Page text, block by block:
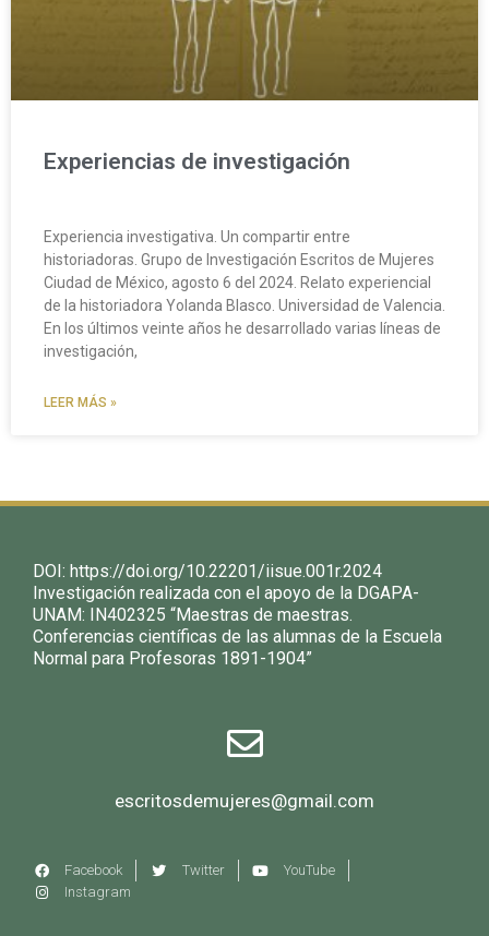
Experiencias de investigación
Experiencia investigativa. Un compartir entre
historiadoras. Grupo de Investigación Escritos de Mujeres
Ciudad de México, agosto 6 del 2024. Relato experiencial
de la historiadora Yolanda Blasco. Universidad de Valencia.
En los últimos veinte años he desarrollado varias líneas de
investigación,
LEER MÁS »
DOI: https://doi.org/10.22201/iisue.001r.2024
Investigación realizada con el apoyo de la DGAPA-
UNAM: IN402325 “Maestras de maestras.
Conferencias científicas de las alumnas de la Escuela
Normal para Profesoras 1891-1904”
escritosdemujeres@gmail.com
Facebook Twitter
YouTube
Instagram